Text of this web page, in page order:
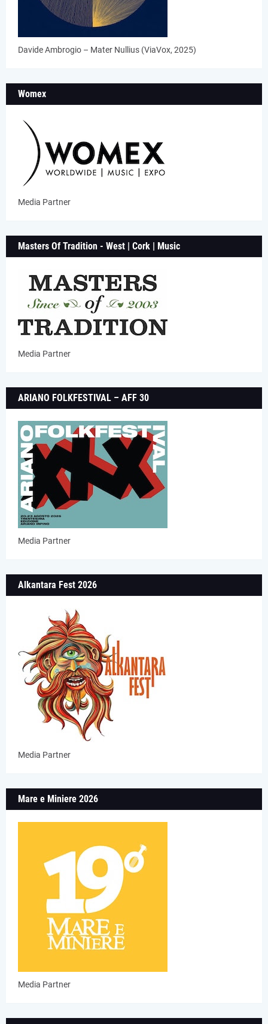
Davide Ambrogio – Mater Nullius (ViaVox, 2025)
Womex
Media Partner
Masters Of Tradition - West | Cork | Music
Media Partner
ARIANO FOLKFESTIVAL – AFF 30
Media Partner
Alkantara Fest 2026
Media Partner
Mare e Miniere 2026
Media Partner